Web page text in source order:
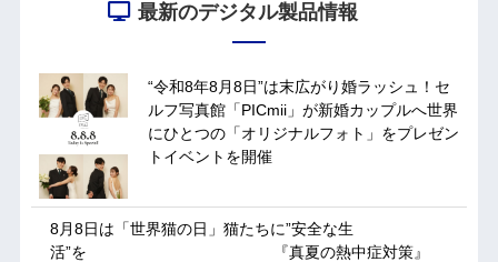
最新のデジタル製品情報
“令和8年8月8日”は末広がり婚ラッシュ！セ
ルフ写真館「PICmii」が新婚カップルへ世界
にひとつの「オリジナルフォト」をプレゼン
トイベントを開催
8月8日は「世界猫の日」猫たちに”安全な生
活”を 『真夏の熱中症対策』